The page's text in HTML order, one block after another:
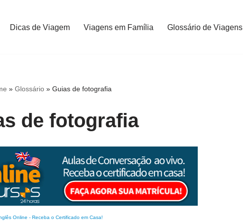
Dicas de Viagem Viagens em Família Glossário de Viagens
»Glossário »Guias de fotografia
de fotografia
Online - Receba o Certificado em Casa!